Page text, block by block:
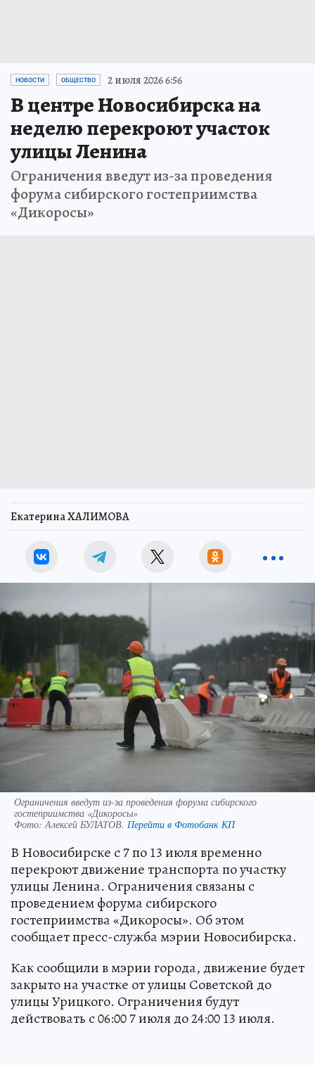
НОВОСТИ ОБЩЕСТВО 2 июля 2026 6:56
В центре Новосибирска на
неделю перекроют участок
улицы Ленина
Ограничения введут из-за проведения
форума сибирского гостеприимства
«Дикоросы»
Екатерина ХАЛИМОВА
Ограничения введут из-за проведения форума сибирского
гостеприимства «Дикоросы»
Фото: Алексей БУЛАТОВ. Перейти в Фотобанк КП
В Новосибирске с 7 по 13 июля временно
перекроют движение транспорта по участку
улицы Ленина. Ограничения связаны с
проведением форума сибирского
гостеприимства «Дикоросы». Об этом
сообщает пресс-служба мэрии Новосибирска.
Как сообщили в мэрии города, движение будет
закрыто на участке от улицы Советской до
улицы Урицкого. Ограничения будут
действовать с 06:00 7 июля до 24:00 13 июля.